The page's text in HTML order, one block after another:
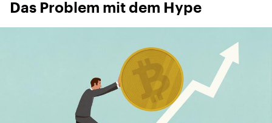
Das Problem mit dem Hype